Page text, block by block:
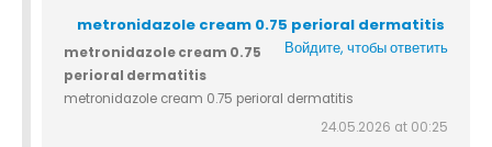
metronidazole cream 0.75 perioral dermatitis
Войдите, чтобы ответить
metronidazole cream 0.75
perioral dermatitis
metronidazole cream 0.75 perioral dermatitis
24.05.2026 at 00:25